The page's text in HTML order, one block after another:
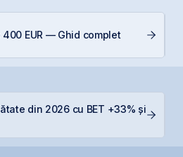
EUR — Ghid complet
din 2026 cu BET +33% și